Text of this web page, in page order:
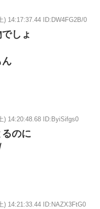
) 14:17:37.44 ID:DW4FG2B/0
しょ
ん
) 14:20:48.68 ID:ByiSifgs0
のに
) 14:21:33.44 ID:NAZX3FtG0